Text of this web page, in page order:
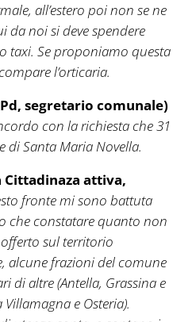
all’estero poi non se ne
noi si deve spendere
taxi. Se proponiamo questa
l’orticaria.
segretario comunale)
con la richiesta che 31
di Santa Maria Novella.
Cittadinaza attiva,
fronte mi sono battuta
che constatare quanto non
sul territorio
alcune frazioni del comune
di altre (Antella, Grassina e
e Osteria).